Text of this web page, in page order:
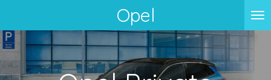
direct
naar
de
Opel